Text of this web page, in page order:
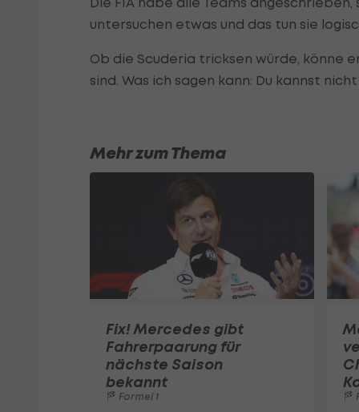
untersuchen etwas und das tun sie
Ob die Scuderia tricksen würde, könne
sind. Was ich sagen kann: Du kannst
Mehr zum Thema
Fix! Mercedes gibt
Fahrerpaarung für
nächste Saison
bekannt
Formel 1